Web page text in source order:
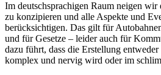
Im deutschsprachigen Raum neigen wir
zu konzipieren und alle Aspekte und
berücksichtigen. Das gilt für
und für Gesetze – leider auch für
dazu führt, dass die Erstellung
komplex und nervig wird oder im